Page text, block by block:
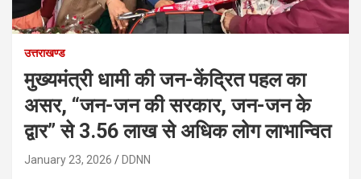
उत्तराखण्ड
मुख्यमंत्री धामी की जन-केंद्रित पहल का
असर, “जन-जन की सरकार, जन-जन के
द्वार” से 3.56 लाख से अधिक लोग लाभान्वित
January 23, 2026 DDNN